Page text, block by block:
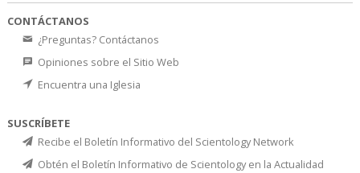
CONTÁCTANOS
¿Preguntas? Contáctanos
Opiniones sobre el Sitio Web
Encuentra una Iglesia
SUSCRÍBETE
Recibe el Boletín Informativo del Scientology Network
Obtén el Boletín Informativo de Scientology en la Actualidad